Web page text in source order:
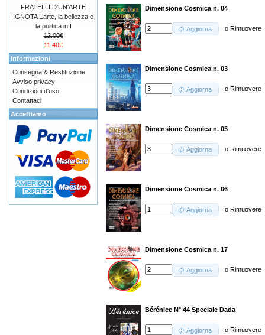
Dimensione Cosmica n. 04
Aggiorna oRimuovere
Dimensione Cosmica n. 03
Aggiorna oRimuovere
Dimensione Cosmica n. 05
Aggiorna oRimuovere
Dimensione Cosmica n. 06
Aggiorna oRimuovere
Dimensione Cosmica n. 17
Aggiorna oRimuovere
Bérénice N° 44 Speciale Dada
Aggiorna oRimuovere
FRATELLI D'UN'ARTE
IGNOTA L’arte, la bellezza e
la politica in I
12.00€
11.40€
Informazioni
Consegna & Restituzione
Avviso privacy
Condizioni d'uso
Contattaci
Accettiamo